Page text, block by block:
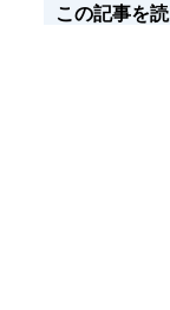
この記事を